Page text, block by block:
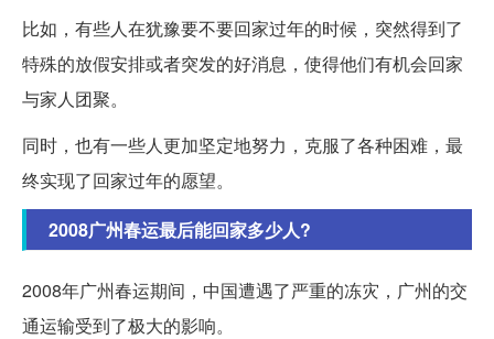
比如，有些人在犹豫要不要回家过年的时候，突然得到了
特殊的放假安排或者突发的好消息，使得他们有机会回家
与家人团聚。
同时，也有一些人更加坚定地努力，克服了各种困难，最
终实现了回家过年的愿望。
2008广州春运最后能回家多少人?
2008年广州春运期间，中国遭遇了严重的冻灾，广州的交
通运输受到了极大的影响。